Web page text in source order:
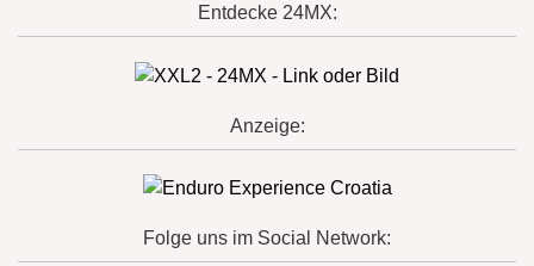
Entdecke 24MX:
Anzeige:
Folge uns im Social Network: